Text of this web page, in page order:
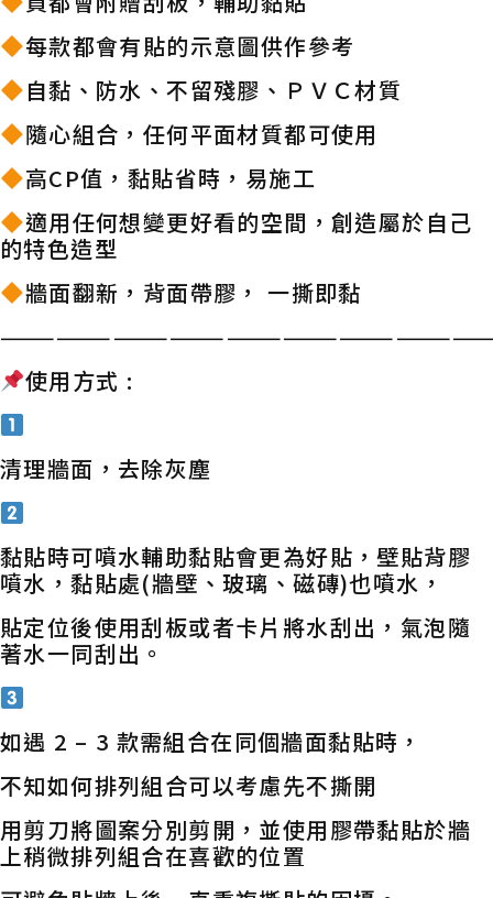
每款都會有貼的示意圖供作參考
自黏、防水、不留殘膠、ＰＶＣ材質
隨心組合，任何平面材質都可使用
高CP值，黏貼省時，易施工
適用任何想變更好看的空間，創造屬於自己
的特色造型
牆面翻新，背面帶膠， 一撕即黏
使用方式 :
清理牆面，去除灰塵
黏貼時可噴水輔助黏貼會更為好貼，壁貼背膠
噴水，黏貼處(牆壁、玻璃、磁磚)也噴水，
貼定位後使用刮板或者卡片將水刮出，氣泡隨
著水一同刮出。
如遇 2 – 3 款需組合在同個牆面黏貼時，
不知如何排列組合可以考慮先不撕開
用剪刀將圖案分別剪開，並使用膠帶黏貼於牆
上稍微排列組合在喜歡的位置